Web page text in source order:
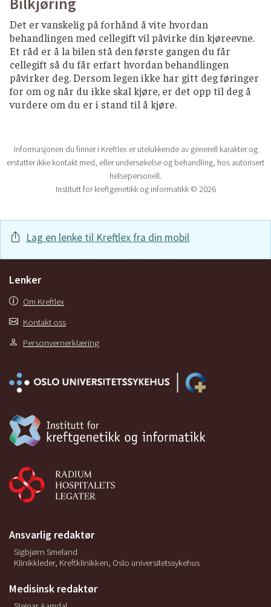
Det er vanskelig på forhånd å vite hvordan
behandlingen med cellegift vil påvirke din kjøreevne.
Et råd er å la bilen stå den første gangen du får
cellegift så du får erfart hvordan behandlingen
påvirker deg. Dersom legen ikke har gitt deg føringer
for om og når du ikke skal kjøre, er det opp til deg å
vurdere om du er i stand til å kjøre.
Informasjonen du finner i Kreftlex er utelukkende av generell karakter og
erstatter ikke kontakt med, eller undersøkelse og behandling, hos autorisert
helsepersonell.
Institutt for kreftgenetikk og informatikk © 2026
Lag en lenke til Kreftlex fra din mobil
Lenker
Om Kreftlex
Kontakt oss
Personvernerklæring
Ansvarlig redaktør
Sigbjørn Smeland
Klinikkleder, Kreftklinikken, Oslo universitetssykehus
Medisinsk redaktør